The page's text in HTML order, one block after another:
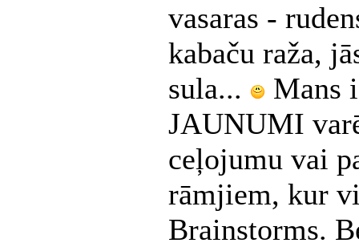
vasaras -
kabaču raža,
sula...
Mans
JAUNUMI
ceļojumu vai
rāmjiem, kur
Brainstorms.